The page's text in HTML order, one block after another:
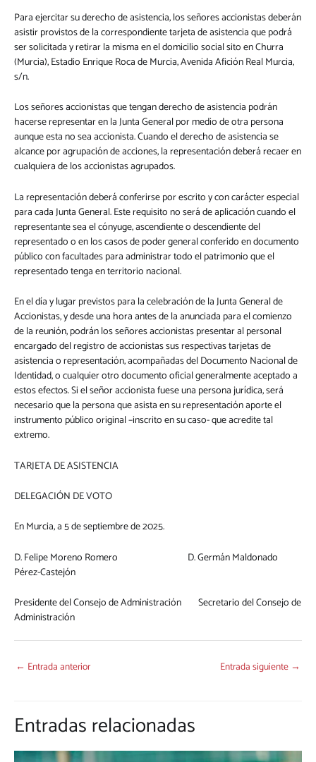
Para ejercitar su derecho de asistencia, los señores accionistas deberán
asistir provistos de la correspondiente tarjeta de asistencia que podrá
ser solicitada y retirar la misma en el domicilio social sito en Churra
(Murcia), Estadio Enrique Roca de Murcia, Avenida Afición Real Murcia,
s/n.
Los señores accionistas que tengan derecho de asistencia podrán
hacerse representar en la Junta General por medio de otra persona
aunque esta no sea accionista. Cuando el derecho de asistencia se
alcance por agrupación de acciones, la representación deberá recaer en
cualquiera de los accionistas agrupados.
La representación deberá conferirse por escrito y con carácter especial
para cada Junta General. Este requisito no será de aplicación cuando el
representante sea el cónyuge, ascendiente o descendiente del
representado o en los casos de poder general conferido en documento
público con facultades para administrar todo el patrimonio que el
representado tenga en territorio nacional.
En el día y lugar previstos para la celebración de la Junta General de
Accionistas, y desde una hora antes de la anunciada para el comienzo
de la reunión, podrán los señores accionistas presentar al personal
encargado del registro de accionistas sus respectivas tarjetas de
asistencia o representación, acompañadas del Documento Nacional de
Identidad, o cualquier otro documento oficial generalmente aceptado a
estos efectos. Si el señor accionista fuese una persona jurídica, será
necesario que la persona que asista en su representación aporte el
instrumento público original –inscrito en su caso- que acredite tal
extremo.
TARJETA DE ASISTENCIA
DELEGACIÓN DE VOTO
En Murcia, a 5 de septiembre de 2025.
D. Felipe Moreno Romero D. Germán Maldonado
Pérez-Castejón
Presidente del Consejo de Administración Secretario del Consejo de
Administración
← Entrada anterior Entrada siguiente →
Entradas relacionadas